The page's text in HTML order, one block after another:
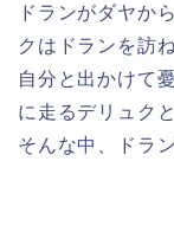
ドランがダヤか
クはドランを訪
自分と出かけて
に走るデリュク
そんな中、ドラ